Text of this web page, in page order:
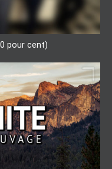
pour cent)